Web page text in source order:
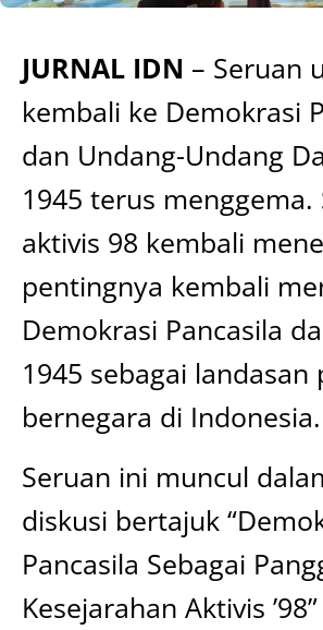
JURNAL IDN – Seruan
kembali ke Demokrasi
dan Undang-Undang
1945 terus menggema.
aktivis 98 kembali
pentingnya kembali
Demokrasi Pancasila
1945 sebagai landasan
bernegara di Indonesia.
Seruan ini muncul
diskusi bertajuk
Pancasila Sebagai
Kesejarahan Aktivis